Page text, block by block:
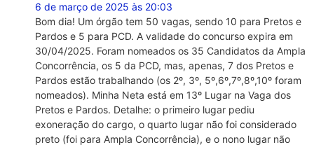
6 de março de 2025 às 20:03
Bom dia! Um órgão tem 50 vagas, sendo 10 para Pretos e
Pardos e 5 para PCD. A validade do concurso expira em
30/04/2025. Foram nomeados os 35 Candidatos da Ampla
Concorrência, os 5 da PCD, mas, apenas, 7 dos Pretos e
Pardos estão trabalhando (os 2º, 3º, 5º,6º,7º,8º,10º foram
nomeados). Minha Neta está em 13º Lugar na Vaga dos
Pretos e Pardos. Detalhe: o primeiro lugar pediu
exoneração do cargo, o quarto lugar não foi considerado
preto (foi para Ampla Concorrência), e o nono lugar não